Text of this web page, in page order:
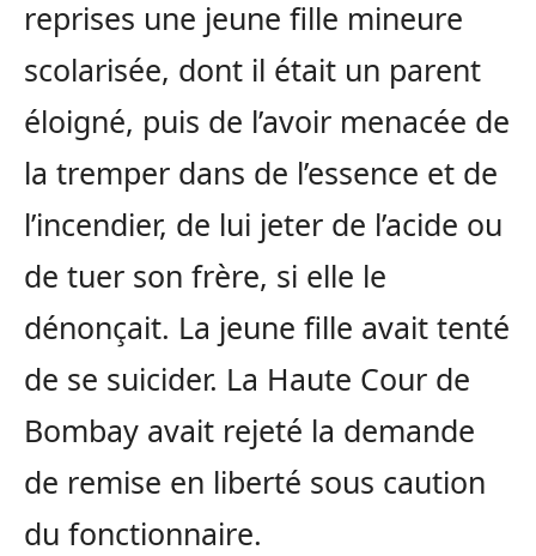
reprises une jeune fille mineure
scolarisée, dont il était un parent
éloigné, puis de l’avoir menacée de
la tremper dans de l’essence et de
l’incendier, de lui jeter de l’acide ou
de tuer son frère, si elle le
dénonçait. La jeune fille avait tenté
de se suicider. La Haute Cour de
Bombay avait rejeté la demande
de remise en liberté sous caution
du fonctionnaire.